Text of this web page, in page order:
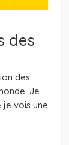
des
des
Je
vois une